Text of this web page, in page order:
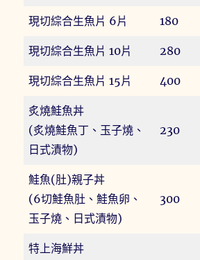
現切綜合生魚片 6片 180
現切綜合生魚片 10片 280
現切綜合生魚片 15片 400
炙燒鮭魚丼
(炙燒鮭魚丁、玉子燒、
日式漬物)
230
鮭魚(肚)親子丼
(6切鮭魚肚、鮭魚卵、
玉子燒、日式漬物)
300
特上海鮮丼